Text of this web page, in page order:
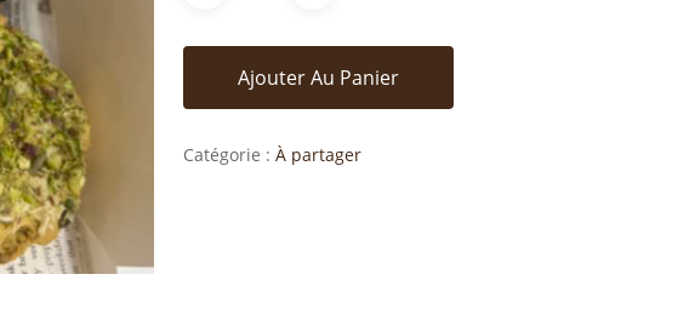
Ajouter Au Panier
Catégorie : À partager